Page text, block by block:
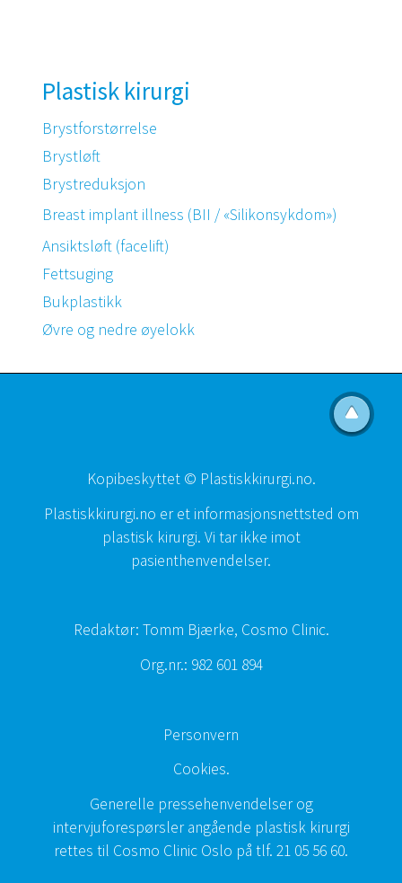
Plastisk kirurgi
Brystforstørrelse
Brystløft
Brystreduksjon
Breast implant illness (BII / «Silikonsykdom»)
Ansiktsløft (facelift)
Fettsuging
Bukplastikk
Øvre og nedre øyelokk
Kopibeskyttet © Plastiskkirurgi.no.
Plastiskkirurgi.no er et informasjonsnettsted om
plastisk kirurgi. Vi tar ikke imot
pasienthenvendelser.
Redaktør: Tomm Bjærke, Cosmo Clinic.
Org.nr.: 982 601 894
Personvern
Cookies.
Generelle pressehenvendelser og
intervjuforespørsler angående plastisk kirurgi
rettes til Cosmo Clinic Oslo på tlf. 21 05 56 60.